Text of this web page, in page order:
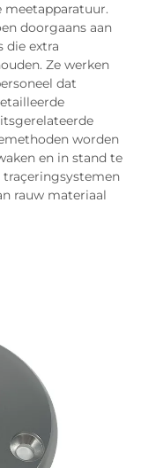
meetapparatuur.
doorgaans aan
die extra
Ze werken
dat
worden
en in stand te
rauw materiaal